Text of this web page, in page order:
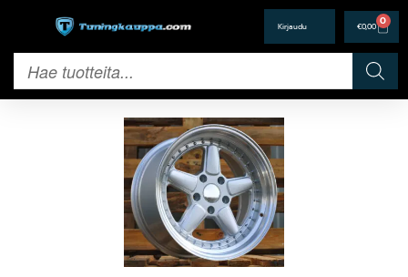
€0,00 0